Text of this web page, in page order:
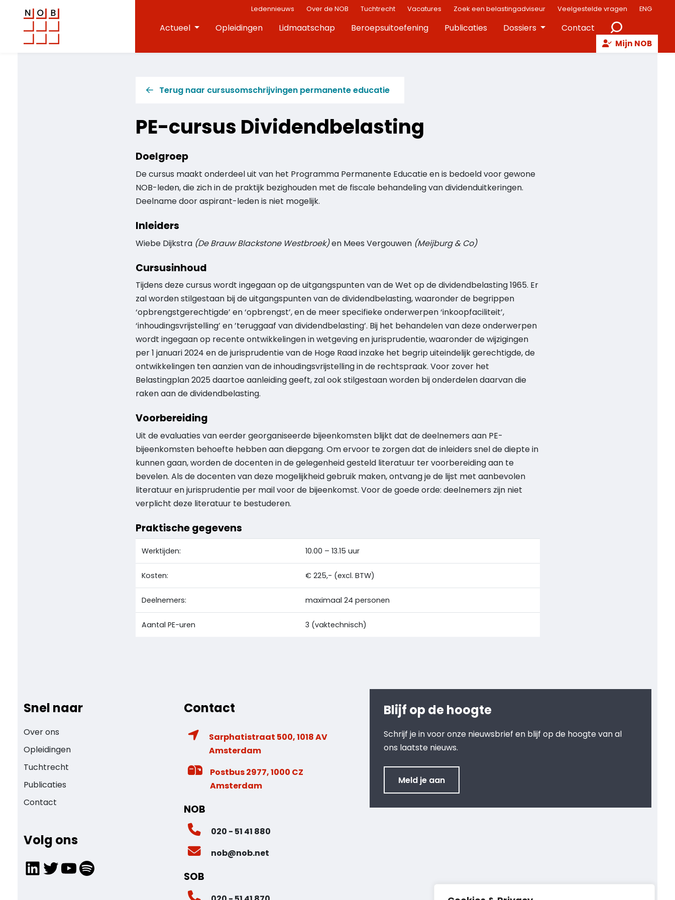
Ledennieuws Over de NOB Tuchtrecht Vacatures Zoek een belastingadviseur Veelgestelde vragen ENG
NOB
Voor een excellente beroepsuitoefening
Actueel Opleidingen Lidmaatschap Beroepsuitoefening Publicaties Dossiers Contact
Mijn NOB
Terug naar cursusomschrijvingen permanente educatie
PE-cursus Dividendbelasting
Doelgroep
De cursus maakt onderdeel uit van het Programma Permanente Educatie en is bedoeld voor gewone
NOB-leden, die zich in de praktijk bezighouden met de fiscale behandeling van dividenduitkeringen.
Deelname door aspirant-leden is niet mogelijk.
Inleiders
Wiebe Dijkstra (De Brauw Blackstone Westbroek)en Mees Vergouwen (Meijburg & Co)
Cursusinhoud
Tijdens deze cursus wordt ingegaan op de uitgangspunten van de Wet op de dividendbelasting 1965. Er
zal worden stilgestaan bij de uitgangspunten van de dividendbelasting, waaronder de begrippen
‘opbrengstgerechtigde’ en ‘opbrengst’, en de meer specifieke onderwerpen ‘inkoopfaciliteit’,
‘inhoudingsvrijstelling’ en ’teruggaaf van dividendbelasting’. Bij het behandelen van deze onderwerpen
wordt ingegaan op recente ontwikkelingen in wetgeving en jurisprudentie, waaronder de wijzigingen
per 1 januari 2024 en de jurisprudentie van de Hoge Raad inzake het begrip uiteindelijk gerechtigde, de
ontwikkelingen ten aanzien van de inhoudingsvrijstelling in de rechtspraak. Voor zover het
Belastingplan 2025 daartoe aanleiding geeft, zal ook stilgestaan worden bij onderdelen daarvan die
raken aan de dividendbelasting.
Voorbereiding
Uit de evaluaties van eerder georganiseerde bijeenkomsten blijkt dat de deelnemers aan PE-
bijeenkomsten behoefte hebben aan diepgang. Om ervoor te zorgen dat de inleiders snel de diepte in
kunnen gaan, worden de docenten in de gelegenheid gesteld literatuur ter voorbereiding aan te
bevelen. Als de docenten van deze mogelijkheid gebruik maken, ontvang je de lijst met aanbevolen
literatuur en jurisprudentie per mail voor de bijeenkomst. Voor de goede orde: deelnemers zijn niet
verplicht deze literatuur te bestuderen.
Praktische gegevens
Werktijden: 10.00 – 13.15 uur
Kosten: € 225,- (excl. BTW)
Deelnemers: maximaal 24 personen
Aantal PE-uren 3 (vaktechnisch)
Snel naar
Over ons
Opleidingen
Tuchtrecht
Publicaties
Contact
Volg ons
LinkedIn
Twitter
YouTube
Spotify
Contact
Sarphatistraat 500, 1018 AV
Amsterdam
Postbus 2977, 1000 CZ
Amsterdam
NOB
020 - 51 41 880
nob@nob.net
SOB
Blijf op de hoogte
Schrijf je in voor onze nieuwsbrief en blijf op de hoogte van al
ons laatste nieuws.
Meld je aan